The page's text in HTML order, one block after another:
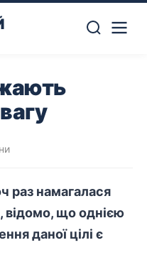
раз намагалася
відомо, що однією
даної цілі є